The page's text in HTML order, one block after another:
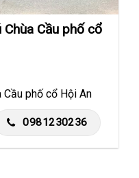
Cầu phố cổ
Cầu phố cổ Hội An
0981230236